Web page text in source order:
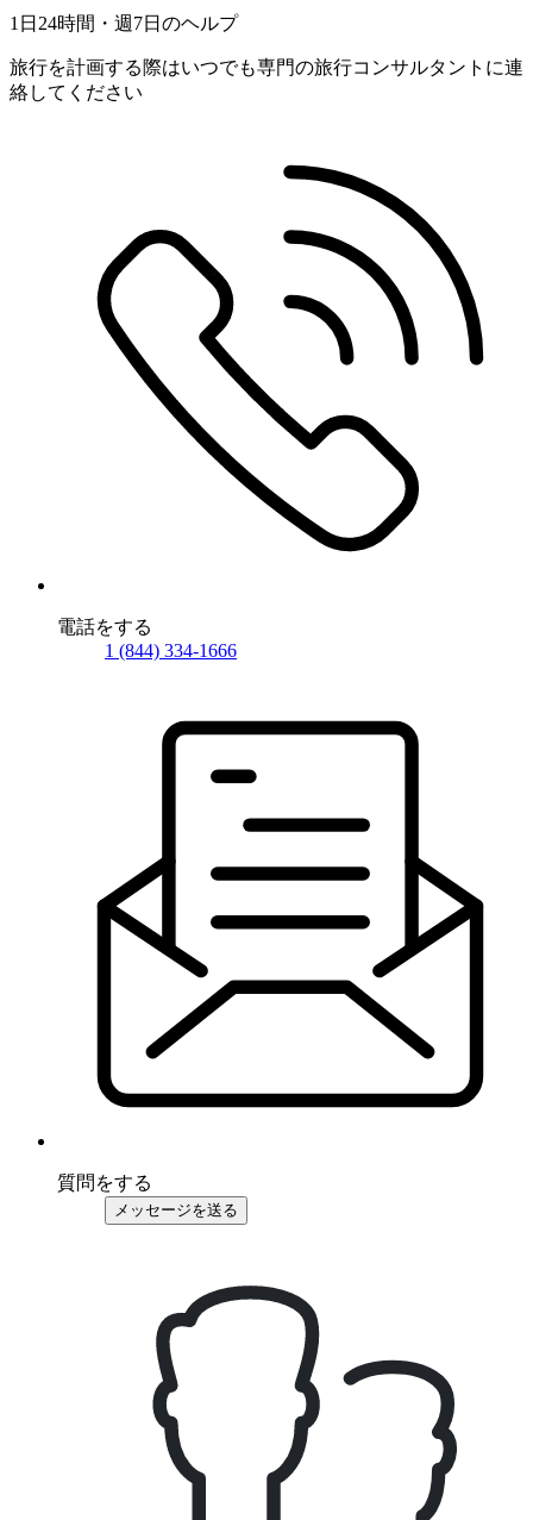
1日24時間・週7日のヘルプ
旅行を計画する際はいつでも専門の旅行コンサルタントに連
絡してください
電話をする
1 (844) 334-1666
質問をする
メッセージを送る